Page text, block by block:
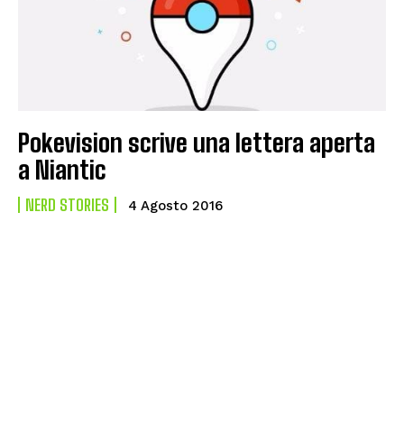
Pokevision scrive una lettera aperta
a Niantic
NERD STORIES 4 Agosto 2016